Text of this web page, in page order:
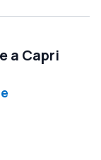
a Capri